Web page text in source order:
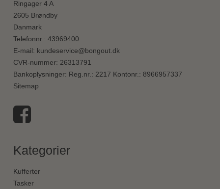
Ringager 4 A
2605 Brøndby
Danmark
Telefonnr. : 43969400
E-mail: kundeservice@bongout.dk
CVR-nummer: 26313791
Bankoplysninger: Reg.nr.: 2217 Kontonr.: 8966957337
Sitemap
Kategorier
Kufferter
Tasker